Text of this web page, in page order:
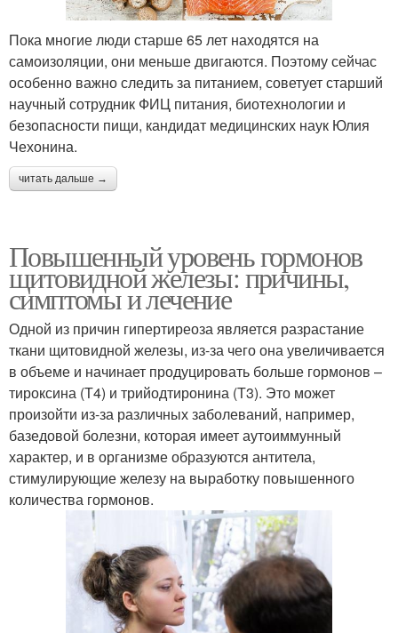
Пока многие люди старше 65 лет находятся на
самоизоляции, они меньше двигаются. Поэтому сейчас
особенно важно следить за питанием, советует старший
научный сотрудник ФИЦ питания, биотехнологии и
безопасности пищи, кандидат медицинских наук Юлия
Чехонина.
читать дальше →
Повышенный уровень гормонов
щитовидной железы: причины,
симптомы и лечение
Одной из причин гипертиреоза является разрастание
ткани щитовидной железы, из-за чего она увеличивается
в объеме и начинает продуцировать больше гормонов –
тироксина (Т4) и трийодтиронина (Т3). Это может
произойти из-за различных заболеваний, например,
базедовой болезни, которая имеет аутоиммунный
характер, и в организме образуются антитела,
стимулирующие железу на выработку повышенного
количества гормонов.